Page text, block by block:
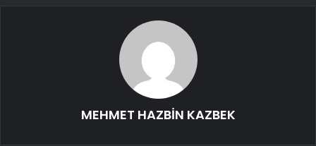
MEHMET HAZBİN KAZBEK